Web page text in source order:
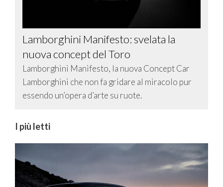
Lamborghini Manifesto: svelata la
nuova concept del Toro
Lamborghini Manifesto, la nuova Concept Car
Lamborghini che non fa gridare al miracolo pur
essendo un’opera d’arte su ruote.
I più letti